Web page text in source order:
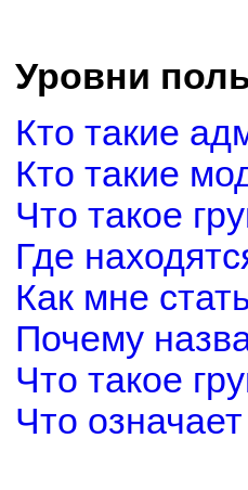
Уровни
Кто такие
Кто такие
Что такое
Где
Как мне
Почему
Что такое
Что